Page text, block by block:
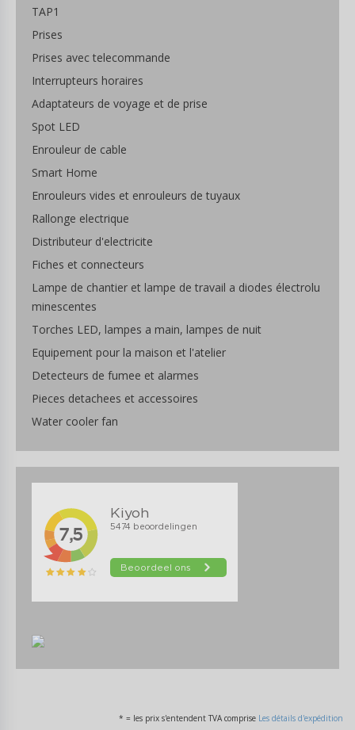
TAP1
Prises
Prises avec telecommande
Interrupteurs horaires
Adaptateurs de voyage et de prise
Spot LED
Enrouleur de cable
Smart Home
Enrouleurs vides et enrouleurs de tuyaux
Rallonge electrique
Distributeur d'electricite
Fiches et connecteurs
Lampe de chantier et lampe de travail a diodes électrolu
minescentes
Torches LED, lampes a main, lampes de nuit
Equipement pour la maison et l'atelier
Detecteurs de fumee et alarmes
Pieces detachees et accessoires
Water cooler fan
* = les prix s'entendent TVA comprise Les détails d'expédition